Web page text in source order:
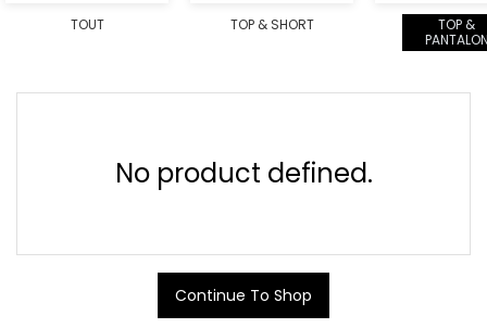
TOUT TOP & SHORT
TOP &
No product defined.
Continue To Shop